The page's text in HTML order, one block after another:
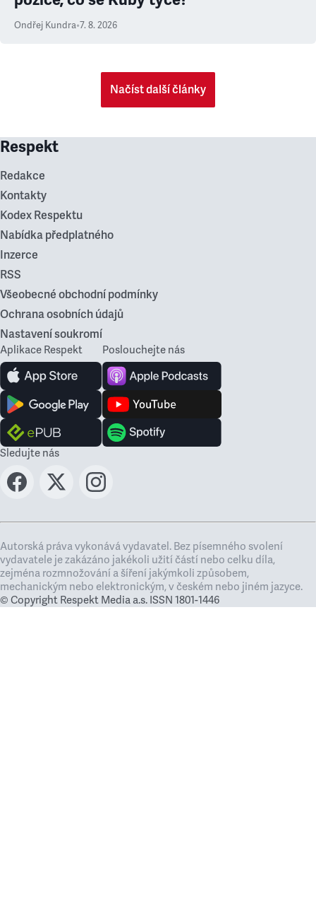
Ondřej Kundra•7. 8. 2026
Načíst další články
Respekt
Redakce
Kontakty
Kodex Respektu
Nabídka předplatného
Inzerce
RSS
Všeobecné obchodní podmínky
Ochrana osobních údajů
Nastavení soukromí
Aplikace Respekt Poslouchejte nás
Sledujte nás
Autorská práva vykonává vydavatel. Bez písemného svolení
vydavatele je zakázáno jakékoli užití částí nebo celku díla,
zejména rozmnožování a šíření jakýmkoli způsobem,
mechanickým nebo elektronickým, v českém nebo jiném jazyce.
© Copyright Respekt Media a.s. ISSN 1801-1446